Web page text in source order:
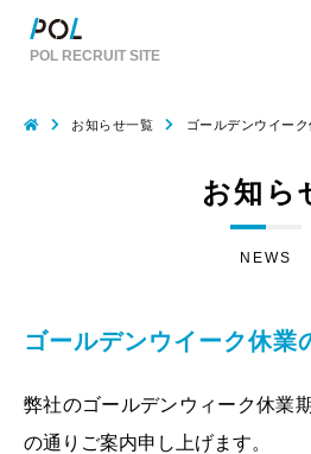
POL RECRUIT SITE
お知らせ一覧 ゴールデンウイー
お知ら
NEWS
ゴールデンウイーク休業
弊社のゴールデンウィーク休業
の通りご案内申し上げます。